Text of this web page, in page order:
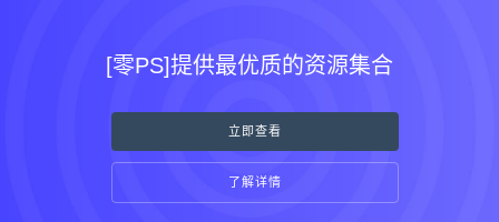
[零PS]提供最优质的资源集合
立即查看
了解详情